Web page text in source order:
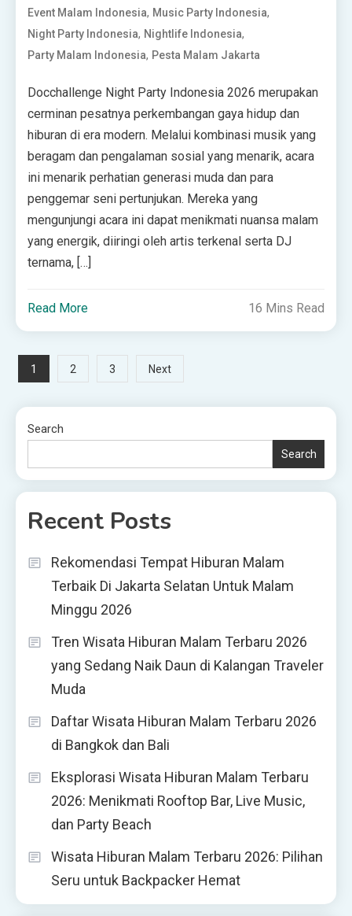
Event Malam Indonesia, Music Party Indonesia,
Night Party Indonesia, Nightlife Indonesia,
Party Malam Indonesia, Pesta Malam Jakarta
Docchallenge Night Party Indonesia 2026 merupakan
cerminan pesatnya perkembangan gaya hidup dan
hiburan di era modern. Melalui kombinasi musik yang
beragam dan pengalaman sosial yang menarik, acara
ini menarik perhatian generasi muda dan para
penggemar seni pertunjukan. Mereka yang
mengunjungi acara ini dapat menikmati nuansa malam
yang energik, diiringi oleh artis terkenal serta DJ
ternama, […]
Read More 16 Mins Read
Posts
pagination
1 2 3 Next
Search
Search
Recent Posts
Rekomendasi Tempat Hiburan Malam
Terbaik Di Jakarta Selatan Untuk Malam
Minggu 2026
Tren Wisata Hiburan Malam Terbaru 2026
yang Sedang Naik Daun di Kalangan Traveler
Muda
Daftar Wisata Hiburan Malam Terbaru 2026
di Bangkok dan Bali
Eksplorasi Wisata Hiburan Malam Terbaru
2026: Menikmati Rooftop Bar, Live Music,
dan Party Beach
Wisata Hiburan Malam Terbaru 2026: Pilihan
Seru untuk Backpacker Hemat